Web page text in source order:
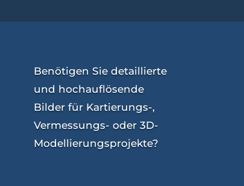
Benötigen Sie detaillierte
und hochauflösende
Bilder für Kartierungs-,
Vermessungs- oder 3D-
Modellierungsprojekte?